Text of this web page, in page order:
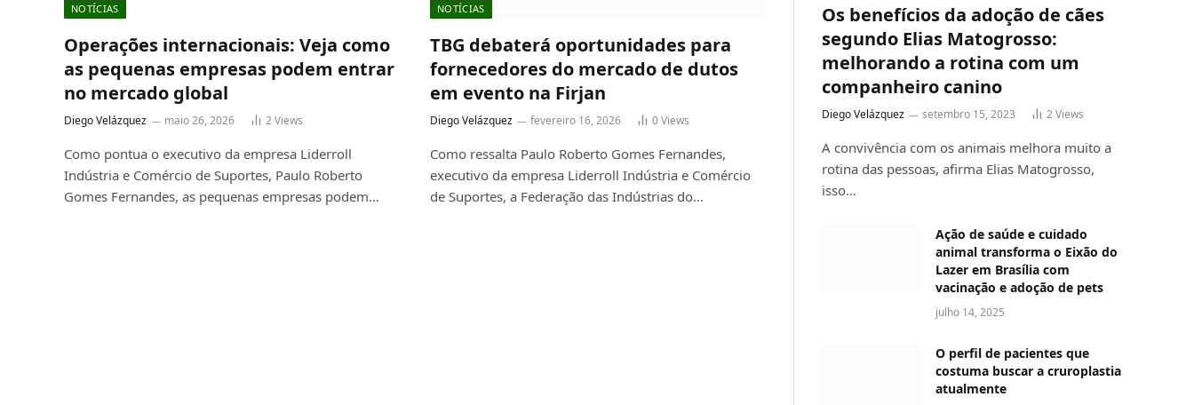
NOTÍCIAS
Operações internacionais: Veja como
as pequenas empresas podem entrar
no mercado global
Diego Velázquez maio 26, 2026 2Views
Como pontua o executivo da empresa Liderroll
Indústria e Comércio de Suportes, Paulo Roberto
Gomes Fernandes, as pequenas empresas podem…
NOTÍCIAS
TBG debaterá oportunidades para
fornecedores do mercado de dutos
em evento na Firjan
Diego Velázquez fevereiro 16, 2026 0Views
Como ressalta Paulo Roberto Gomes Fernandes,
executivo da empresa Liderroll Indústria e Comércio
de Suportes, a Federação das Indústrias do…
Os benefícios da adoção de cães
segundo Elias Matogrosso:
melhorando a rotina com um
companheiro canino
Diego Velázquez setembro 15, 2023 2Views
A convivência com os animais melhora muito a
rotina das pessoas, afirma Elias Matogrosso,
isso…
Ação de saúde e cuidado
animal transforma o Eixão do
Lazer em Brasília com
vacinação e adoção de pets
julho 14, 2025
O perfil de pacientes que
costuma buscar a cruroplastia
atualmente